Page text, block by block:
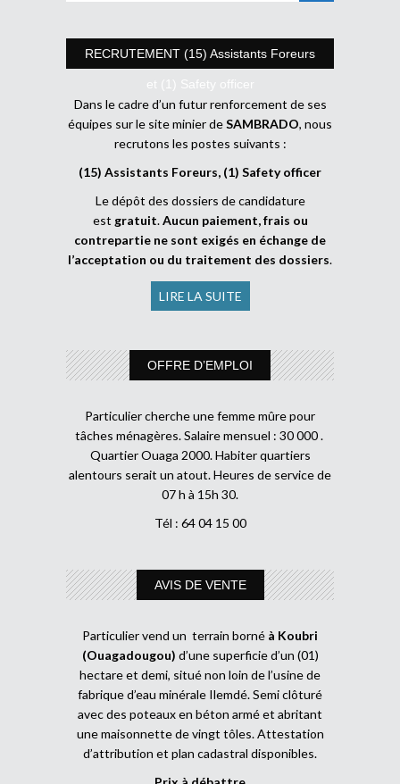
RECRUTEMENT (15) Assistants Foreurs
et (1) Safety officer
Dans le cadre d’un futur renforcement de ses
équipes sur le site minier deSAMBRADO, nous
recrutons les postes suivants :
(15) Assistants Foreurs, (1) Safety officer
Le dépôt des dossiers de candidature
est gratuit.Aucun paiement, frais ou
contrepartie ne sont exigés en échange de
l’acceptation ou du traitement des dossiers.
LIRE LA SUITE
OFFRE D’EMPLOI
Particulier cherche une femme mûre pour
tâches ménagères. Salaire mensuel : 30 000 .
Quartier Ouaga 2000. Habiter quartiers
alentours serait un atout. Heures de service de
07 h à 15h 30.
Tél : 64 04 15 00
AVIS DE VENTE
Particulier vend un terrain borné à Koubri
(Ouagadougou) d’une superficie d’un (01)
hectare et demi, situé non loin de l’usine de
fabrique d’eau minérale Ilemdé. Semi clôturé
avec des poteaux en béton armé et abritant
une maisonnette de vingt tôles. Attestation
d’attribution et plan cadastral disponibles.